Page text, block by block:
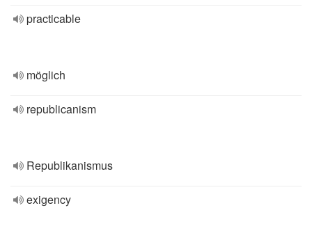
practicable
möglich
republicanism
Republikanismus
exigency